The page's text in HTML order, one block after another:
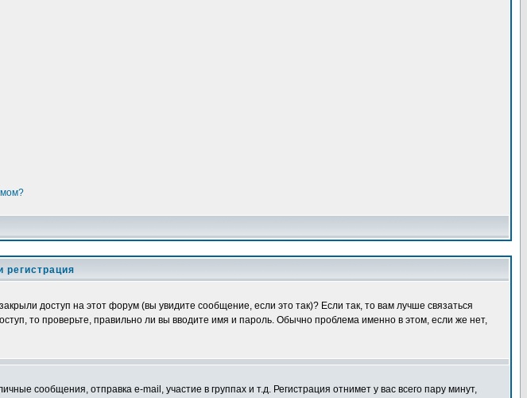
доступ на этот форум (вы увидите сообщение, если это так)? Если так, то вам лучше связаться
то проверьте, правильно ли вы вводите имя и пароль. Обычно проблема именно в этом, если же нет,
сообщения, отправка e-mail, участие в группах и т.д. Регистрация отнимет у вас всего пару минут,